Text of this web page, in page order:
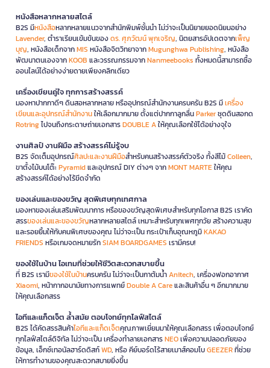
หนังสือหลากหลายสไตล์
B2S มีหนังสือหลากหลายแนวจากสำนักพิมพ์ชั้นนำ ไม่ว่าจะเป็นนิยายยอดนิยมอย่าง
Lavender, ตำราเรียนเข้มข้นของดร. ศุภวัฒน์ พุกเจริญ, นิตยสารอัปเดตจากเพ็ญ
บุญ, หนังสือเด็กจากMIS หนังสือจิตวิทยาจากMugunghwa Publishing, หนังสือ
พัฒนาตนเองจากKOOB และวรรณกรรมจากNanmeebooks ทั้งหมดนี้สามารถซื้อ
ออนไลน์ได้อย่างง่ายดายเพียงคลิกเดียว
เครื่องเขียนคู่ใจ ทุกการสร้างสรรค์
มองหาปากกาดีๆ ดินสอหลากหลาย หรืออุปกรณ์สำนักงานครบครัน B2S มีเครื่อง
เขียนและอุปกรณ์สำนักงานให้เลือกมากมาย ตั้งแต่ปากกาลูกลื่นParkerชุดดินสอกด
Rotringไปจนถึงกระดาษถ่ายเอกสารDOUBLE Aให้คุณเลือกใช้ได้อย่างจุใจ
งานศิลป์ งานฝีมือ สร้างสรรค์ไม่รู้จบ
B2S จัดเต็มอุปกรณ์ศิลปะและงานฝีมือสำหรับคนสร้างสรรค์ตัวจริง ทั้งสีไม้Colleen,
ขาตั้งไม้บนโต๊ะPyramidและอุปกรณ์ DIY ต่างๆ จากMONT MARTEให้คุณ
สร้างสรรค์ได้อย่างไร้ขีดจำกัด
ของเล่นและของขวัญ สุดพิเศษทุกเทศกาล
มองหาของเล่นเสริมพัฒนาการ หรือของขวัญสุดพิเศษสำหรับทุกโอกาส B2S เราคัด
สรรของเล่นและของขวัญหลากหลายสไตล์ เหมาะสำหรับทุกเพศทุกวัย สร้างความสุข
และรอยยิ้มให้กับคนพิเศษของคุณ ไม่ว่าจะเป็น กระเป๋าเก็บอุณหภูมิKAKAO
FRIENDS หรือเกมจดหมายรักSIAM BOARDGAMES เรามีครบ!
ของใช้ในบ้าน ไอเทมที่ช่วยให้ชีวิตสะดวกสบายขึ้น
ที่ B2S เรามีของใช้ในบ้านครบครัน ไม่ว่าจะเป็นกาต้มน้ำAnitech, เครื่องฟอกอากาศ
Xiaomi, หน้ากากอนามัยทางการแพทย์Double A Careและสินค้าอื่น ๆ อีกมากมาย
ให้คุณเลือกสรร
ไอทีและแก็ดเจ็ต ล้ำสมัย ตอบโจทย์ทุกไลฟ์สไตล์
B2S ได้คัดสรรสินค้าไอทีและแก็ดเจ็ตคุณภาพเยี่ยมมาให้คุณเลือกสรร เพื่อตอบโจทย์
ทุกไลฟ์สไตล์ดิจิทัล ไม่ว่าจะเป็น เครื่องทำลายเอกสารNEOเพื่อความปลอดภัยของ
ข้อมูล, เอ็กซ์เทอนัลฮาร์ดดิสก์WD, หรือ คีย์บอร์ดไร้สายเมาส์คอมโบGEEZERที่ช่วย
ให้การทำงานของคุณสะดวกสบายยิ่งขึ้น